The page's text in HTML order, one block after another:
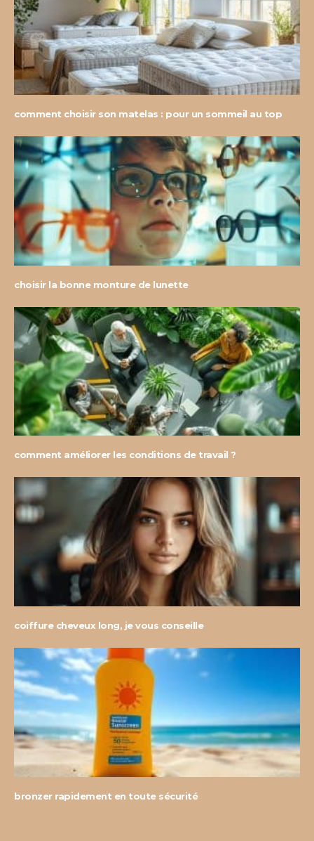
comment choisir son matelas : pour un sommeil au top
choisir la bonne monture de lunette
comment améliorer les conditions de travail ?
coiffure cheveux long, je vous conseille
bronzer rapidement en toute sécurité